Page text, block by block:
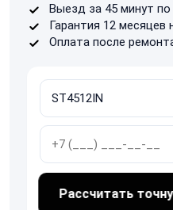
Выезд за 45 минут по
Гарантия 12 месяцев
Оплата после
Рассчитать